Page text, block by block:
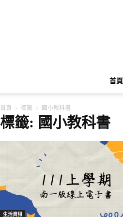
首頁
首頁 標籤 國小教科書
標籤: 國小教科書
生活資訊